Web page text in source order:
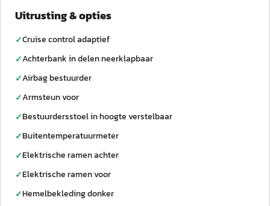
Uitrusting & opties
✓Cruise control adaptief
✓Achterbank in delen neerklapbaar
✓Airbag bestuurder
✓Armsteun voor
✓Bestuurdersstoel in hoogte verstelbaar
✓Buitentemperatuurmeter
✓Elektrische ramen achter
✓Elektrische ramen voor
✓Hemelbekleding donker